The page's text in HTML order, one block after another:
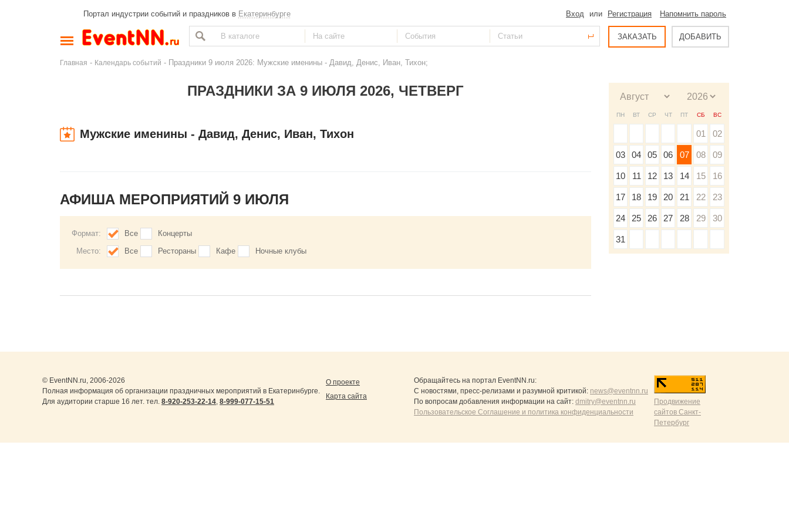
Портал индустрии событий и праздников в Екатеринбурге Вход или Регистрация Напомнить пароль
ЗАКАЗАТЬ ДОБАВИТЬ
Главная - Календарь событий - Праздники 9 июля 2026: Мужские именины - Давид, Денис, Иван, Тихон;
ПРАЗДНИКИ ЗА 9 ИЮЛЯ 2026, ЧЕТВЕРГ
Мужские именины - Давид, Денис, Иван, Тихон
АФИША МЕРОПРИЯТИЙ 9 ИЮЛЯ
Формат: Все
Концерты
Место:
Все Рестораны Кафе Ночные клубы
ПН ВТ СР ЧТ ПТ СБ ВС
01 02
03 04 05 06 07 08 09
10 11 12 13 14 15 16
17 18 19 20 21 22 23
24 25 26 27 28 29 30
31
© EventNN.ru, 2006-2026
Полная информация об организации праздничных мероприятий в Екатеринбурге.
Для аудитории старше 16 лет. тел. 8-920-253-22-14, 8-999-077-15-51
О проекте
Карта сайта
Обращайтесь на портал EventNN.ru:
С новостями, пресс-релизами и разумной критикой: news@eventnn.ru
По вопросам добавления информации на сайт: dmitry@eventnn.ru
Пользовательское Соглашение и политика конфиденциальности
Продвижение
сайтов Санкт-
Петербург